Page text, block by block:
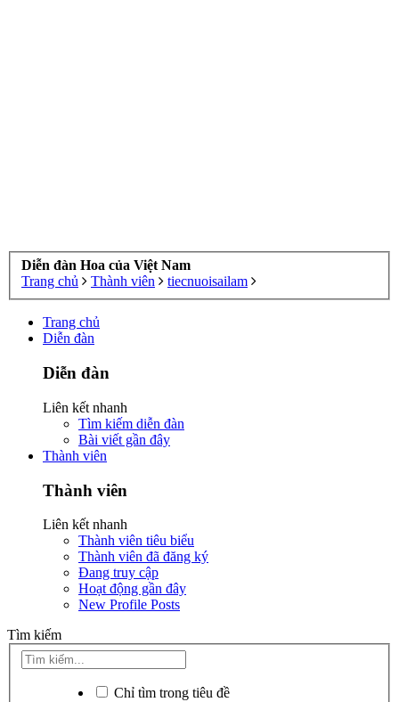
Diễn đàn Hoa của Việt Nam
Trang chủ
Thành viên tiecnuoisailam
Trang chủ
Diễn đàn
Diễn đàn
Liên kết nhanh
Tìm kiếm diễn đàn
Bài viết gần đây
Thành viên
Thành viên
Liên kết nhanh
Thành viên tiêu biểu
Thành viên đã đăng ký
Đang truy cập
Hoạt động gần đây
New Profile Posts
Tìm kiếm
Chỉ tìm trong tiêu đề